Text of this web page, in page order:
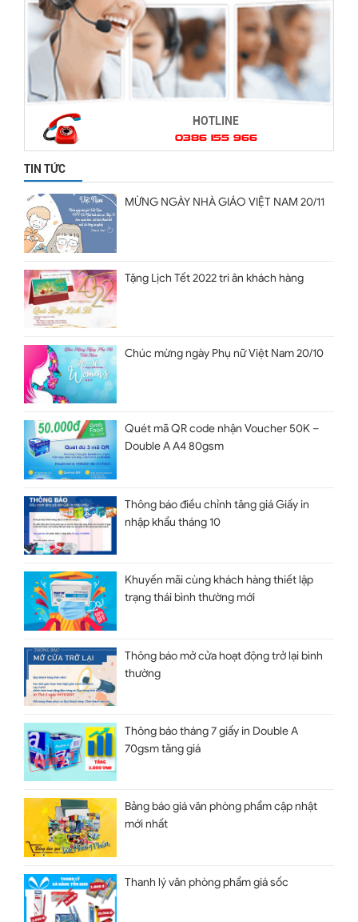
HOTLINE
0386 155 966
TIN TỨC
MỪNG NGÀY NHÀ GIÁO VIỆT NAM 20/11
Tặng Lịch Tết 2022 tri ân khách hàng
Chúc mừng ngày Phụ nữ Việt Nam 20/10
Quét mã QR code nhận Voucher 50K –
Double A A4 80gsm
Thông báo điều chỉnh tăng giá Giấy in
nhập khẩu tháng 10
Khuyến mãi cùng khách hàng thiết lập
trạng thái bình thường mới
Thông báo mở cửa hoạt động trở lại bình
thường
Thông báo tháng 7 giấy in Double A
70gsm tăng giá
Bảng báo giá văn phòng phẩm cập nhật
mới nhất
Thanh lý văn phòng phẩm giá sốc